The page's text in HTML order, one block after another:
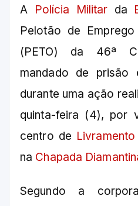
A Polícia Militar da
Pelotão de
(PETO) da 46ª
mandado de prisão
durante uma ação
quinta-feira (4), por
centro de
na Chapada
Segundo a